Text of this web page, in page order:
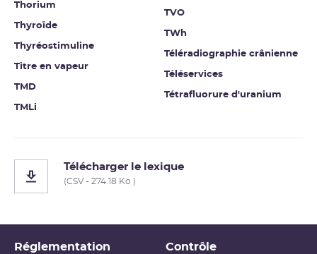
Thorium
Thyroïde
Thyréostimuline
Titre en vapeur
TMD
TMLi
TVO
TWh
Téléradiographie crânienne
Téléservices
Tétrafluorure d'uranium
Télécharger le lexique
(CSV - 274.18 Ko )
Réglementation Contrôle